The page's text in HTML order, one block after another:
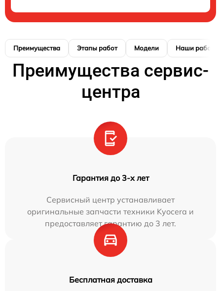
Преимущества Этапы работ Модели Наши работы
Преимущества сервис-
центра
Гарантия до 3-х лет
Сервисный центр устанавливает
оригинальные запчасти техники Kyocera и
предоставляет гарантию до 3 лет.
Бесплатная доставка